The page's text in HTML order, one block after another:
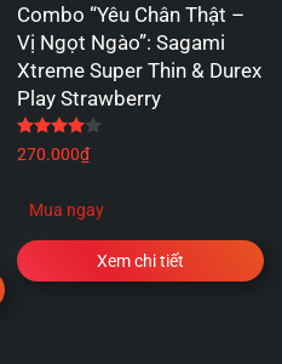
5 sao
Combo “Yêu Chân Thật –
Vị Ngọt Ngào”: Sagami
Xtreme Super Thin & Durex
Play Strawberry
270.000₫
Mua ngay
Xem chi tiết